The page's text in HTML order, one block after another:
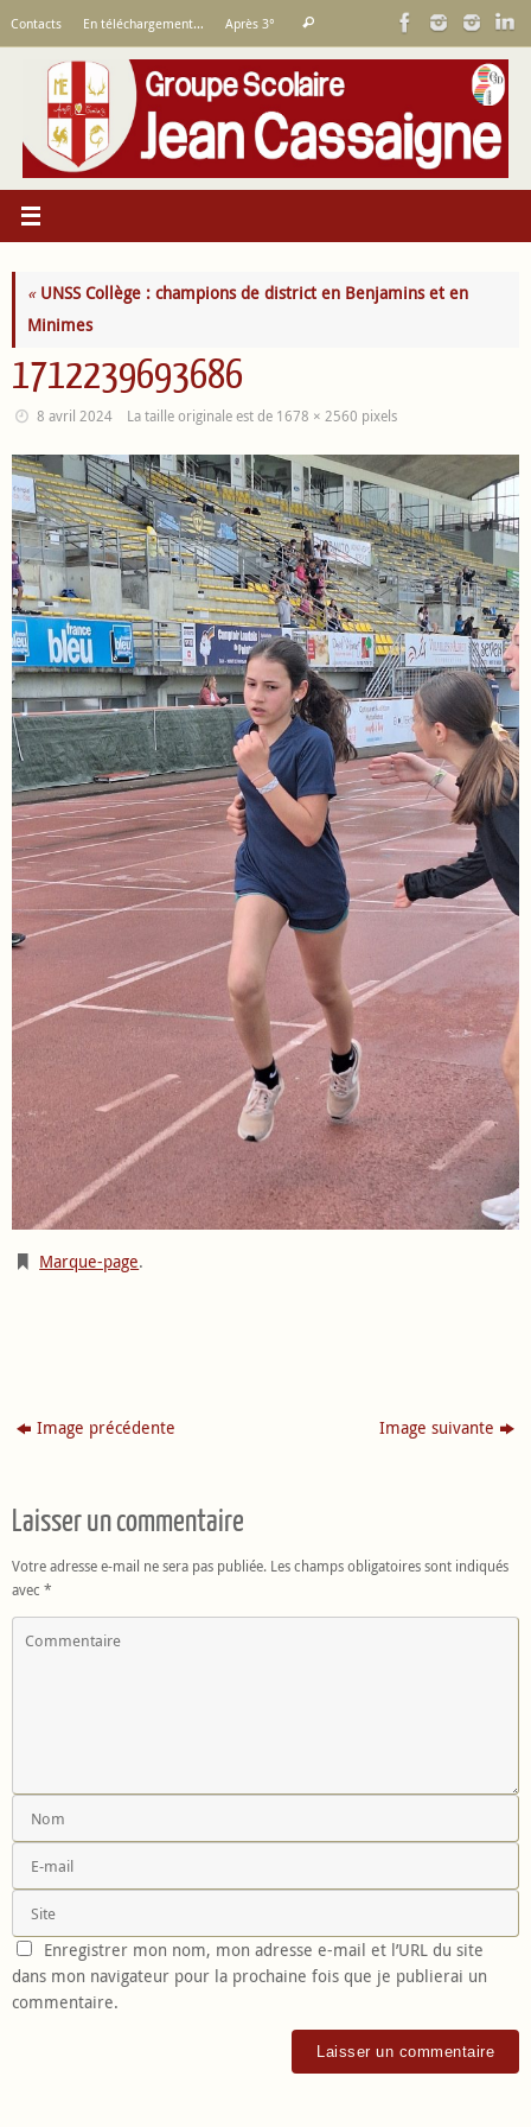
contenu
Contacts En téléchargement… Après 3°
:
Rechercher
«UNSS Collège : champions de district en Benjamins et en
Minimes
1712239693686
8 avril 2024 La taille originale est de 1678 × 2560 pixels
Marque-page.
Image précédente Image suivante
Laisser un commentaire
Votre adresse e-mail ne sera pas publiée. Les champs obligatoires sont indiqués
avec *
Enregistrer mon nom, mon adresse e-mail et l’URL du site
dans mon navigateur pour la prochaine fois que je publierai un
commentaire.